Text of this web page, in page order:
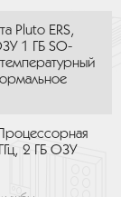
Pluto ERS,
1 ГБ SO-
2 ГБ ОЗУ